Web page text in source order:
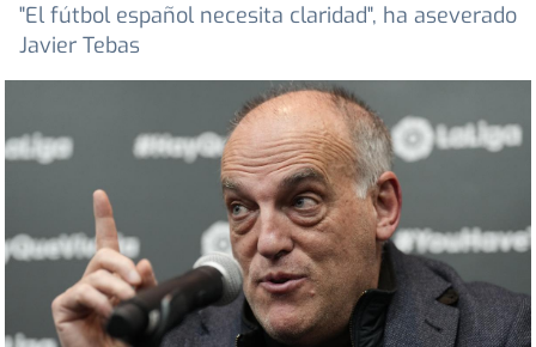
"El fútbol español necesita claridad", ha aseverado
Javier Tebas